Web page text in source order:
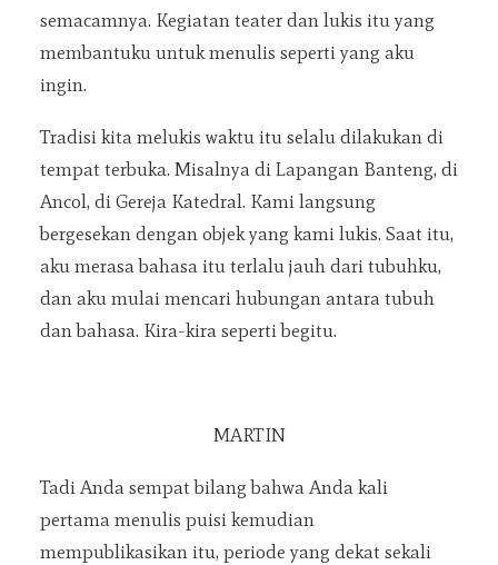
semacamnya. Kegiatan teater dan lukis itu yang
membantuku untuk menulis seperti yang aku
ingin.
Tradisi kita melukis waktu itu selalu dilakukan di
tempat terbuka. Misalnya di Lapangan Banteng, di
Ancol, di Gereja Katedral. Kami langsung
bergesekan dengan objek yang kami lukis. Saat itu,
aku merasa bahasa itu terlalu jauh dari tubuhku,
dan aku mulai mencari hubungan antara tubuh
dan bahasa. Kira-kira seperti begitu.
MARTIN
Tadi Anda sempat bilang bahwa Anda kali
pertama menulis puisi kemudian
mempublikasikan itu, periode yang dekat sekali